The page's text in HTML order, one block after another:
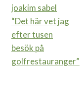
“Det här vet jag
efter tusen
besök på
golfrestauranger”